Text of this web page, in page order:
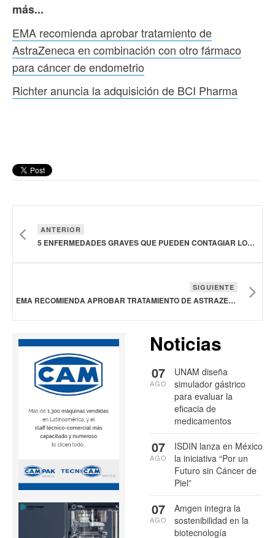
más...
EMA recomienda aprobar tratamiento de
AstraZeneca en combinación con otro fármaco
para cáncer de endometrio
Richter anuncia la adquisición de BCI Pharma
ANTERIOR
5 ENFERMEDADES GRAVES QUE PUEDEN CONTAGIAR LOS ANIMALES A LOS HUMANOS
SIGUIENTE
EMA RECOMIENDA APROBAR TRATAMIENTO DE ASTRAZENECA EN COMBINACIÓN CON OTRO FÁRMACO PARA CÁNCER DE ENDOMETRIO
Noticias
UNAM diseña
simulador gástrico
para evaluar la
eficacia de
medicamentos
07
AGO
ISDIN lanza en México
la iniciativa “Por un
Futuro sin Cáncer de
Piel”
07
AGO
Amgen integra la
sostenibilidad en la
biotecnología
07
AGO